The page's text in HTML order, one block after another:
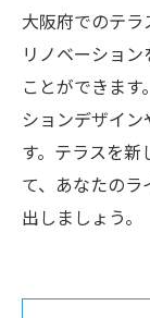
大阪府でのテ
リノベーショ
ことができま
ションデザイ
す。テラスを
て、あなたの
出しましょう。